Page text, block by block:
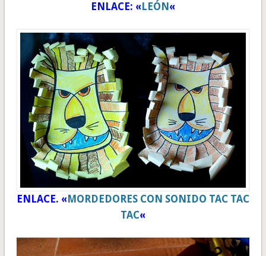
ENLACE: « LEÓN «
ENLACE. « MORDEDORES CON SONIDO TAC TAC
TAC«